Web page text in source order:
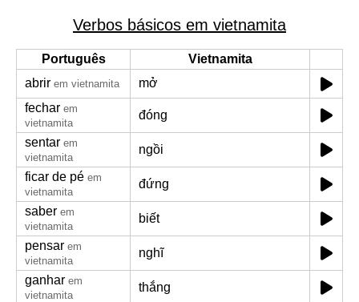
Verbos básicos em vietnamita
Português
Vietnamita
abrir em vietnamita
mở
fechar em
vietnamita
đóng
sentar em
vietnamita
ngồi
ficar de pé em
vietnamita
đứng
saber em
vietnamita
biết
pensar em
vietnamita
nghĩ
ganhar em
vietnamita
thắng